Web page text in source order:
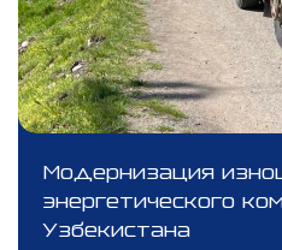
Модернизация
энергетического
Узбекистана